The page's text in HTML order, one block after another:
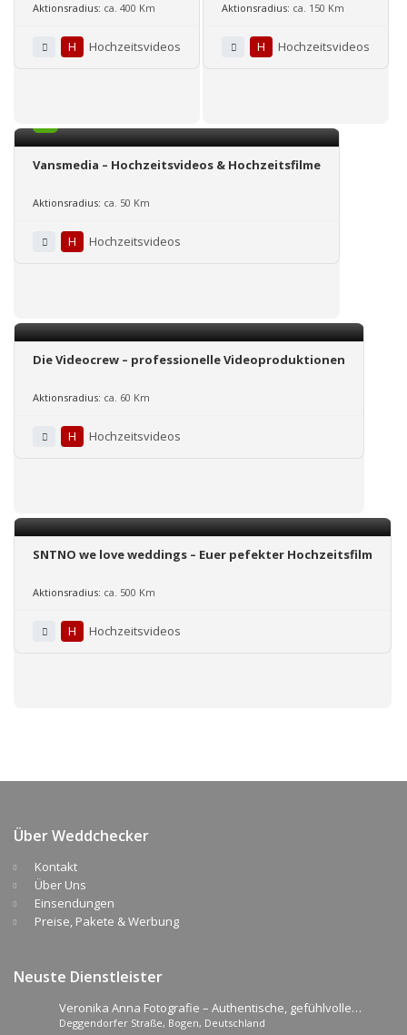
Aktionsradius: ca. 400 Km
H Hochzeitsvideos
Aktionsradius: ca. 150 Km
H Hochzeitsvideos
Vansmedia – Hochzeitsvideos & Hochzeitsfilme
Aktionsradius: ca. 50 Km
H Hochzeitsvideos
Die Videocrew – professionelle Videoproduktionen
Aktionsradius: ca. 60 Km
H Hochzeitsvideos
SNTNO we love weddings – Euer pefekter Hochzeitsfilm
Aktionsradius: ca. 500 Km
H Hochzeitsvideos
Über Weddchecker
Kontakt
Über Uns
Einsendungen
Preise, Pakete & Werbung
Neuste Dienstleister
Veronika Anna Fotografie – Authentische, gefühlvolle
Hochzeitsfotografie
Deggendorfer Straße, Bogen, Deutschland